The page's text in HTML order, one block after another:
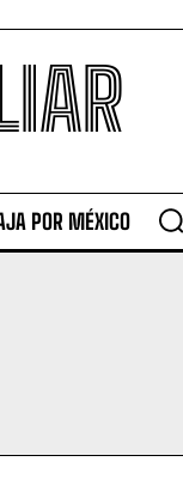
POR MÉXICO